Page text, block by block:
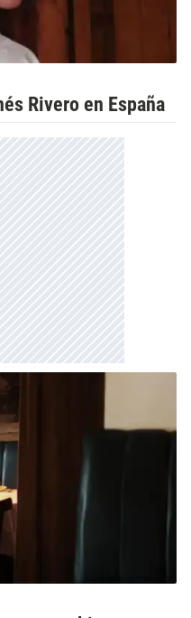
Rivero en España